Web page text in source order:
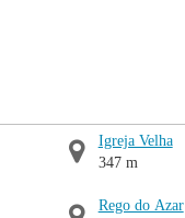
Igreja Velha
347 m
Rego do Azar